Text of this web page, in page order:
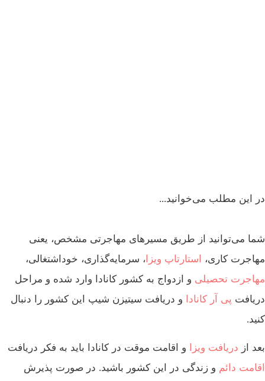
در این مطلب می‌خوانید...
شما می‌توانید از طریق مسیرهای مهاجرتی مشخص، یعنی
مهاجرت کاری،
استارتاپ ویزا ، سرمایه‌گذاری، خوداشتغالی،
مهاجرت تحصیلی و ازدواج به کشور کانادا وارد شده و مراحل
دریافت پی آر کانادا
و دریافت سیتیزن‌ شیپ این کشور را دنبال
کنید.
بعد از دریافت ویزا
و اقامت موقت در کانادا باید به فکر دریافت
اقامت دائم و زندگی در این کشور باشید. در صورت پذیرش